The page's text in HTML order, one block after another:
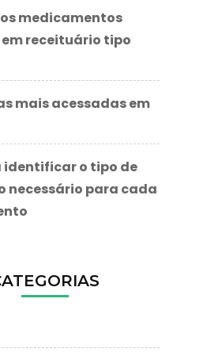
medicamentos
receituário tipo
mais acessadas em
identificar o tipo de
necessário para cada